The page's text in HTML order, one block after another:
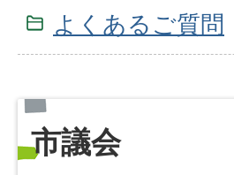
よくあるご質問
市議会